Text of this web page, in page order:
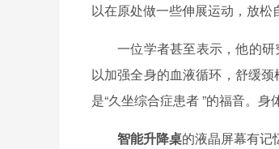
以在原处做一些伸展运动，放松
一位学者甚至表示，他的
以加强全身的血液循环，舒缓
是“久坐综合症患者”的福音。身
智能升降桌的液晶屏幕有记